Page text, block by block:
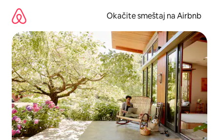
sadržaj
Okačite smeštaj na Airbnb